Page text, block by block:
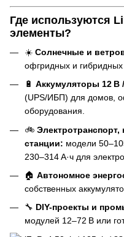
Где используются
элементы?
☀️ Солнечные и
офгридных и гибридных
🔋 Аккумуляторы 12 В
(UPS/ИБП) для домов,
оборудования.
🚲
станции: модели
230–314 А·ч для
🏠 Автономное
собственных
🔧 DIY-проекты и
модулей 12–72 В или